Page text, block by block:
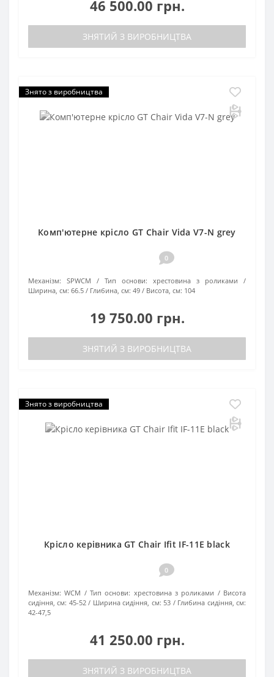
46 500.00 грн.
ЗНЯТИЙ З ВИРОБНИЦТВА
Знято з виробництва
Комп'ютерне крісло GT Chair Vida V7-N grey
0
Механізм: SPWCM Тип основи:
хрестовина з роликами
Ширина, см: 66.5 Глибина, см: 49 Висота, см: 104
19 750.00 грн.
ЗНЯТИЙ З ВИРОБНИЦТВА
Знято з виробництва
Крісло керівника GT Chair Ifit IF-11E black
0
Механізм: WCM Тип основи: хрестовина з роликами
Висота
сидіння, см: 45-52 Ширина сидіння, см: 53
Глибина сидіння, см:
42-47,5
41 250.00 грн.
ЗНЯТИЙ З ВИРОБНИЦТВА